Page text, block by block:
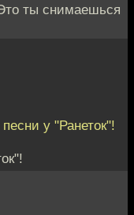
ты снимаешься
у "Ранеток"!